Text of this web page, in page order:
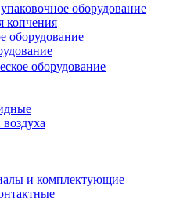
оборудование
копчения
оборудование
оборудование
и комплектующие